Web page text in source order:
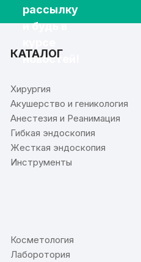
рассылку
и будь в
новостей!
КАТАЛОГ
Хирургия
Акушерство и геникология
Анестезия и Реанимация
Гибкая эндоскопия
Жесткая эндоскопия
Инструменты
Косметология
Лаборотория